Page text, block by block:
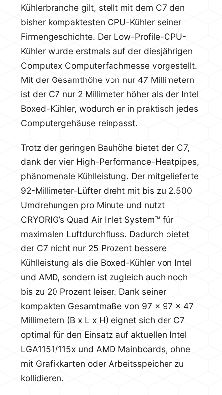
Kühlerbranche gilt, stellt mit dem C7 den
bisher kompaktesten CPU-Kühler seiner
Firmengeschichte. Der Low-Profile-CPU-
Kühler wurde erstmals auf der diesjährigen
Computex Computerfachmesse vorgestellt.
Mit der Gesamthöhe von nur 47 Millimetern
ist der C7 nur 2 Millimeter höher als der Intel
Boxed-Kühler, wodurch er in praktisch jedes
Computergehäuse reinpasst.
Trotz der geringen Bauhöhe bietet der C7,
dank der vier High-Performance-Heatpipes,
phänomenale Kühlleistung. Der mitgelieferte
92-Millimeter-Lüfter dreht mit bis zu 2.500
Umdrehungen pro Minute und nutzt
CRYORIG’s Quad Air Inlet System™ für
maximalen Luftdurchfluss. Dadurch bietet
der C7 nicht nur 25 Prozent bessere
Kühlleistung als die Boxed-Kühler von Intel
und AMD, sondern ist zugleich auch noch
bis zu 20 Prozent leiser. Dank seiner
kompakten Gesamtmaße von 97 x 97 x 47
Millimetern (B x L x H) eignet sich der C7
optimal für den Einsatz auf aktuellen Intel
LGA1151/115x und AMD Mainboards, ohne
mit Grafikkarten oder Arbeitsspeicher zu
kollidieren.